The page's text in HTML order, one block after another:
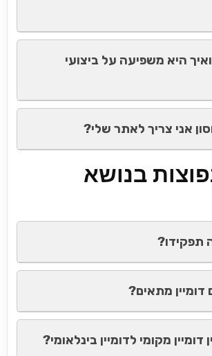
היא משפיעה על ביצועי
אני צריך לאתר שלי?
בנושא
תפקידו?
מתאים?
מקומי לדומיין בינלאומי?